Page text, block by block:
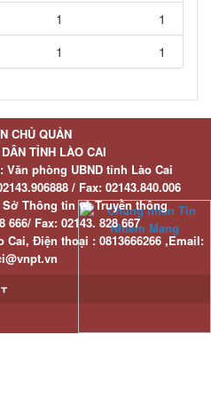
1
1
1 1
CHỦ QUẢN
TỈNH LÀO CAI
phòng UBND tỉnh Lào Cai
/ Fax:02143.840.006
Thông tin và Truyền thông
666/ Fax:02143. 828 667
Cai, Điện thoại : 0813666266 ,Email: